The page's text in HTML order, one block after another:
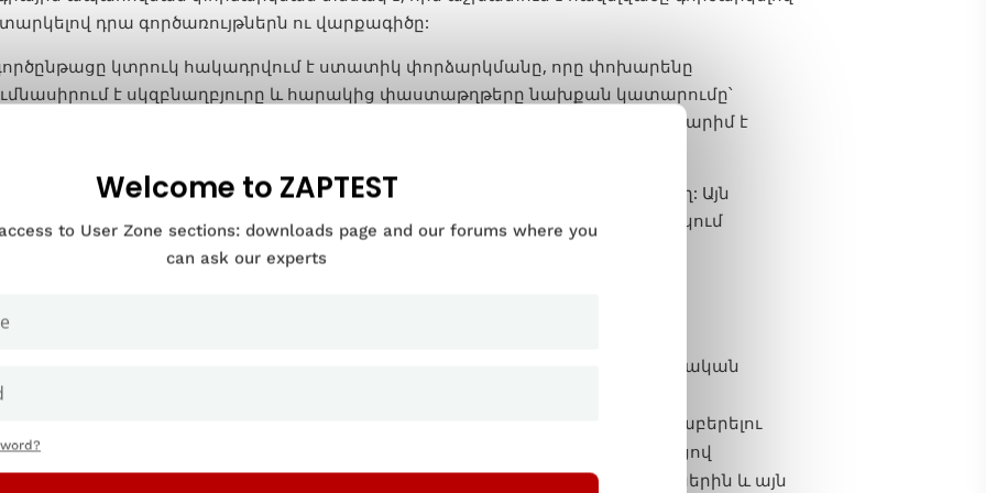
դրա գործառույթներն ու վարքագիծը:
կտրուկ հակադրվում է ստատիկ փորձարկմանը, որը փոխարենը
է սկզբնաղբյուրը և հարակից փաստաթղթերը նախքան կատարումը՝
թերությունները, անոմալիաները և արդյոք աշխատանքը հավատարիմ է
թեստավորումը կոչվում է դինամիկ, քանի որ այն ակտիվ է և փոփոխվող: Այն
է, թե ինչպես են մուտքերն ազդում արդյունքների վրա իրական ժամանակում
համակարգի ներսում:
ընդհանուր կատարումը, ֆունկցիոնալությունը և կայունությունը
համար տարբեր պայմանների դեպքում, որոնք նմանակում են իրական
դեպքերը
թերություն, սխալ կամ կատարողականի հետ կապված խնդիրներ հայտնաբերելու
որոնք հնարավոր չէ հայտնաբերել միայն ստատիկ փորձարկման միջոցով
որ ծրագրաշարը համապատասխանում է օգտատերերի ակնկալիքներին և այն
Welcome to ZAPTEST
to User Zone sections: downloads page and our forums where you
can ask our experts